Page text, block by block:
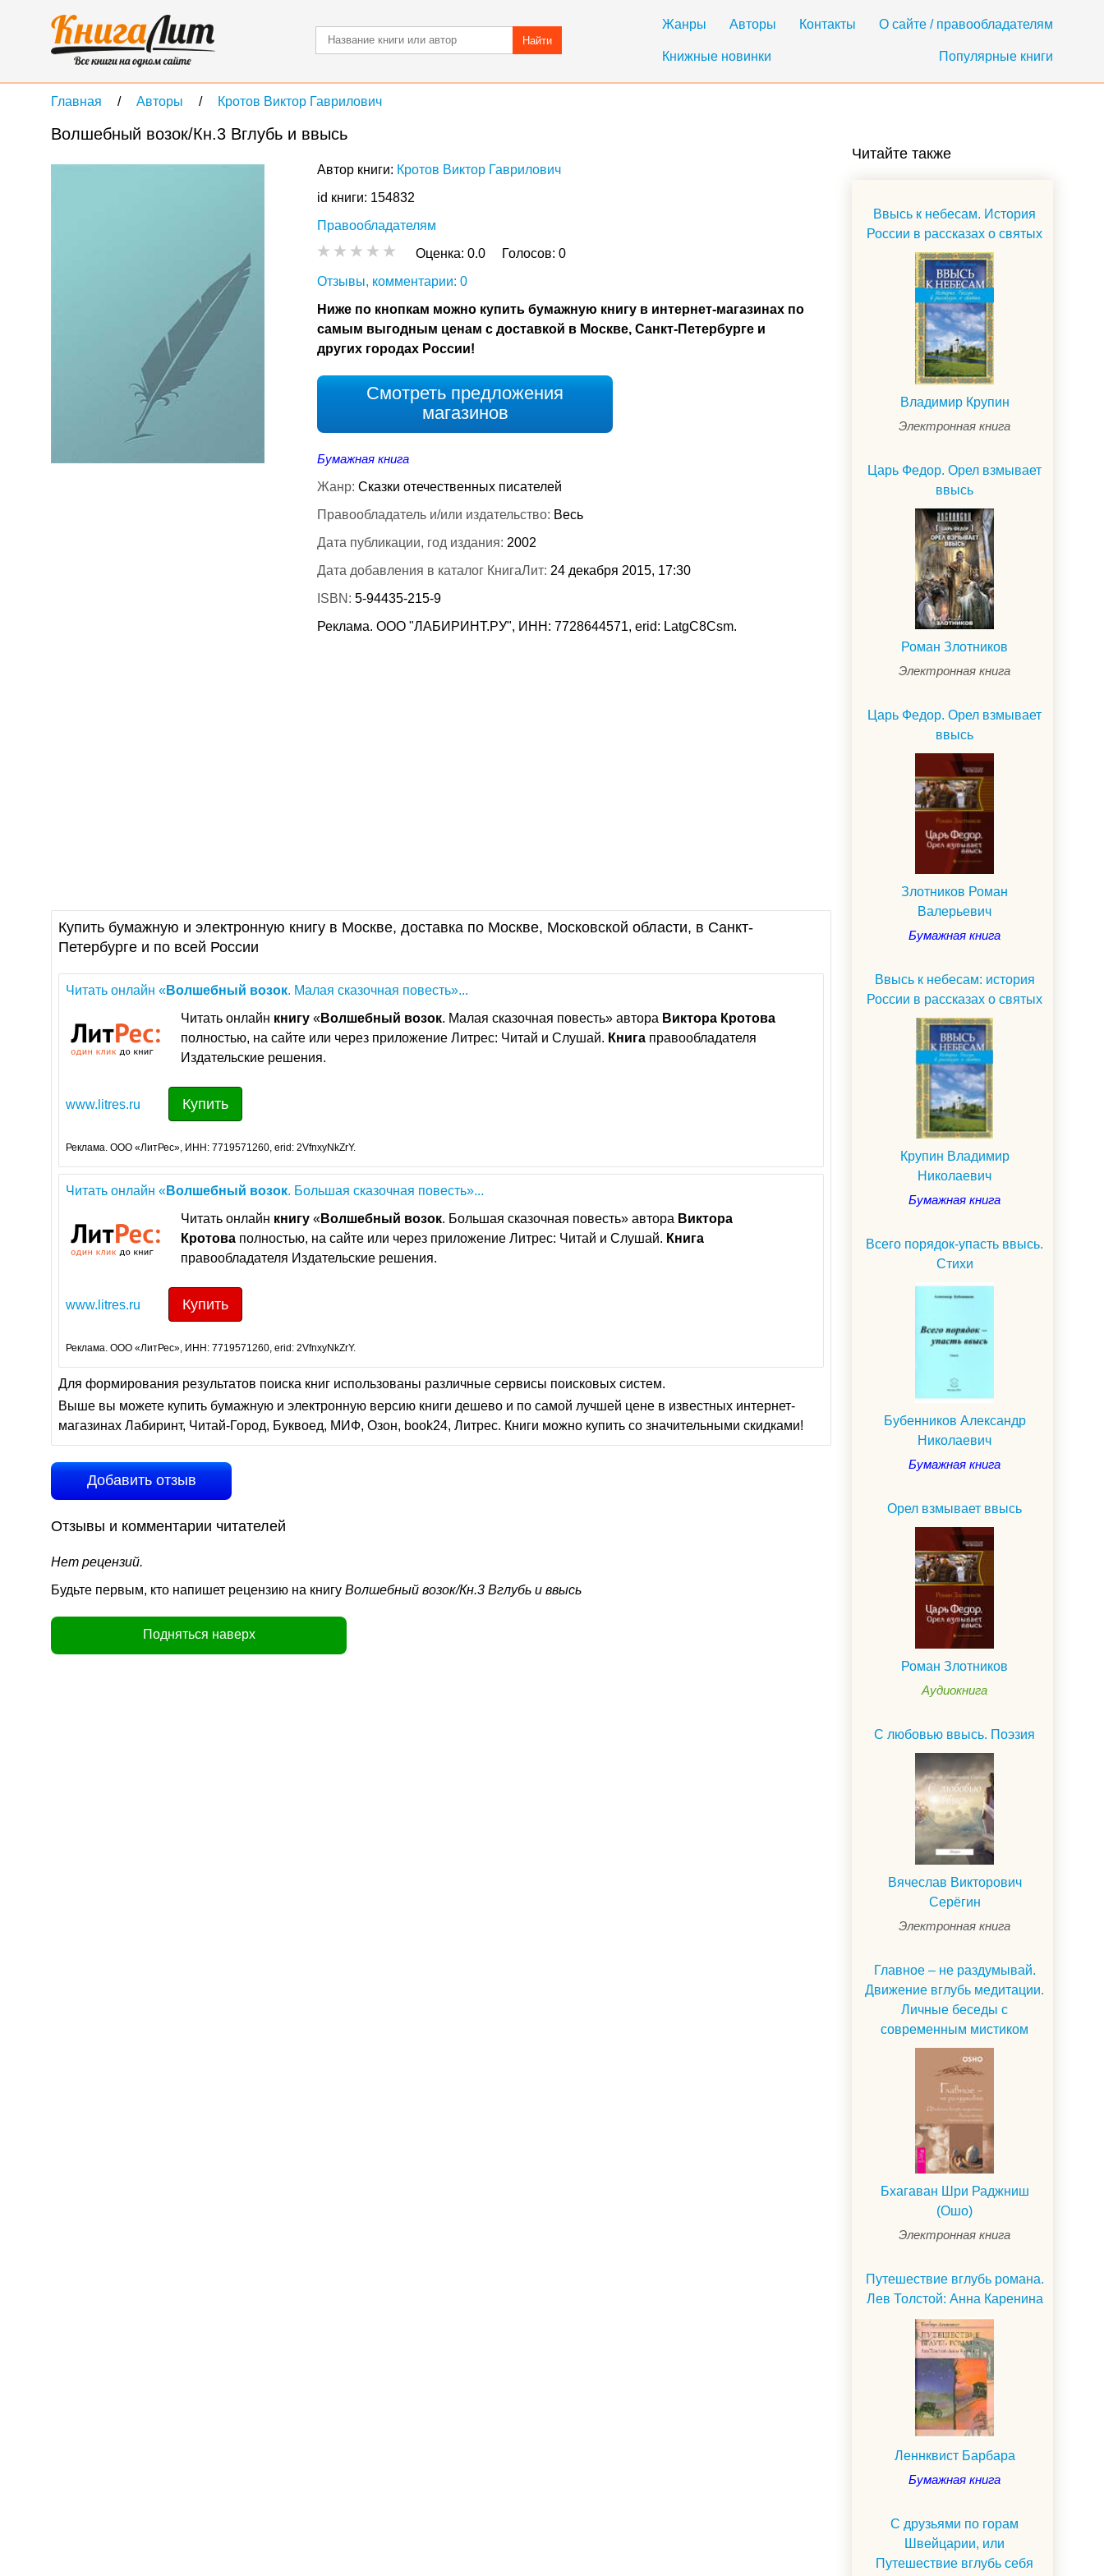
Жанры Авторы Контакты О сайте / правообладателям
Книжные новинки Популярные книги
Найти
Главная Авторы Кротов Виктор Гаврилович
Волшебный возок/Кн.3 Вглубь и ввысь
Автор книги: Кротов Виктор Гаврилович
id книги: 154832
Правообладателям
Оценка: 0.0 Голосов: 0
Отзывы, комментарии: 0
Ниже по кнопкам можно купить бумажную книгу в интернет-магазинах по
самым выгодным ценам с доставкой в Москве, Санкт-Петербурге и
других городах России!
Смотреть предложения
магазинов
Бумажная книга
Жанр: Сказки отечественных писателей
Правообладатель и/или издательство: Весь
Дата публикации, год издания: 2002
Дата добавления в каталог КнигаЛит: 24 декабря 2015, 17:30
ISBN: 5-94435-215-9
Реклама. ООО "ЛАБИРИНТ.РУ", ИНН: 7728644571, erid: LatgC8Csm.
Купить бумажную и электронную книгу в Москве, доставка по Москве, Московской области, в Санкт-
Петербурге и по всей России
Читать онлайн «Волшебный возок. Малая сказочная повесть»...
Читать онлайн книгу «Волшебный возок. Малая сказочная повесть» автора Виктора Кротова
полностью, на сайте или через приложение Литрес: Читай и Слушай. Книга правообладателя
Издательские решения.
www.litres.ru Купить
Реклама. ООО «ЛитРес», ИНН: 7719571260, erid: 2VfnxyNkZrY.
Читать онлайн «Волшебный возок. Большая сказочная повесть»...
Читать онлайн книгу «Волшебный возок. Большая сказочная повесть» автора Виктора
Кротова полностью, на сайте или через приложение Литрес: Читай и Слушай. Книга
правообладателя Издательские решения.
www.litres.ru Купить
Реклама. ООО «ЛитРес», ИНН: 7719571260, erid: 2VfnxyNkZrY.
Для формирования результатов поиска книг использованы различные сервисы поисковых систем.
Выше вы можете купить бумажную и электронную версию книги дешево и по самой лучшей цене в известных интернет-
магазинах Лабиринт, Читай-Город, Буквоед, МИФ, Озон, book24, Литрес. Книги можно купить со значительными скидками!
Добавить отзыв
Отзывы и комментарии читателей
Нет рецензий.
Будьте первым, кто напишет рецензию на книгу Волшебный возок/Кн.3 Вглубь и ввысь
Подняться наверх
Читайте также
Ввысь к небесам. История
России в рассказах о святых
Владимир Крупин
Электронная книга
Царь Федор. Орел взмывает
ввысь
Роман Злотников
Электронная книга
Царь Федор. Орел взмывает
ввысь
Злотников Роман
Валерьевич
Бумажная книга
Ввысь к небесам: история
России в рассказах о святых
Крупин Владимир
Николаевич
Бумажная книга
Всего порядок-упасть ввысь.
Стихи
Бубенников Александр
Николаевич
Бумажная книга
Орел взмывает ввысь
Роман Злотников
Аудиокнига
С любовью ввысь. Поэзия
Вячеслав Викторович
Серёгин
Электронная книга
Главное – не раздумывай.
Движение вглубь медитации.
Личные беседы с
современным мистиком
Бхагаван Шри Раджниш
(Ошо)
Электронная книга
Путешествие вглубь романа.
Лев Толстой: Анна Каренина
Леннквист Барбара
Бумажная книга
С друзьями по горам
Швейцарии, или
Путешествие вглубь себя